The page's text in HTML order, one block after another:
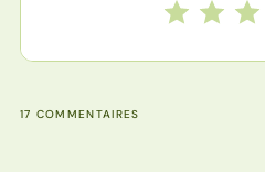
Notez 3
2
1 étoile
17 COMMENTAIRES